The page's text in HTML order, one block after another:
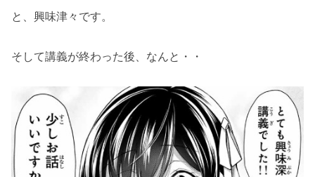
と、興味津々です。
そして講義が終わった後、なんと・・